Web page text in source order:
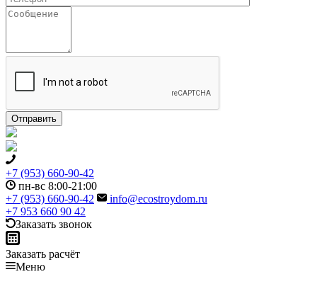
+7 (953) 660-90-42
пн-вс 8:00-21:00
+7 (953) 660-90-42
info@ecostroydom.ru
+7 953 660 90 42
Заказать звонок
Заказать расчёт
Меню